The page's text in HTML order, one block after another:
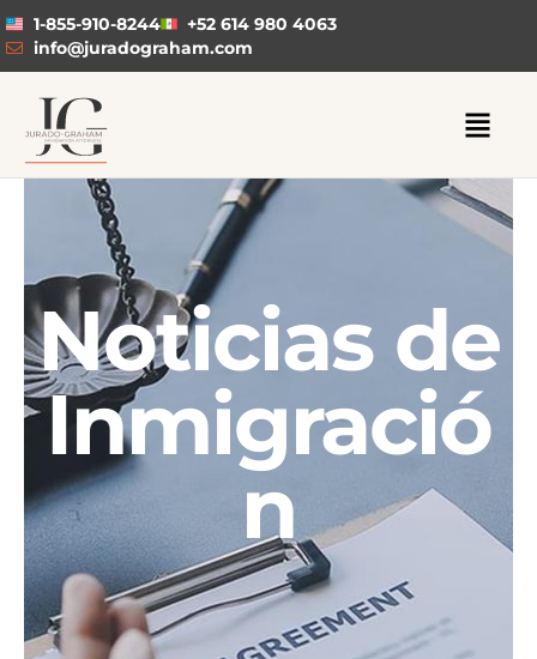
1-855-910-8244
+52 614 980 4063
info@juradograham.com
Noticias de
Inmigració
n